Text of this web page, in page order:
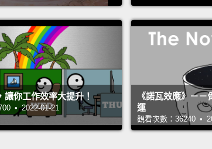
讓你工作效率大提升！
• 2022-01-21
《諾瓦效應》－
運
觀看次數：36240 •